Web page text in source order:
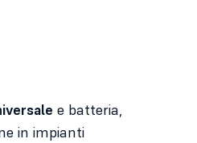
e batteria,
in impianti